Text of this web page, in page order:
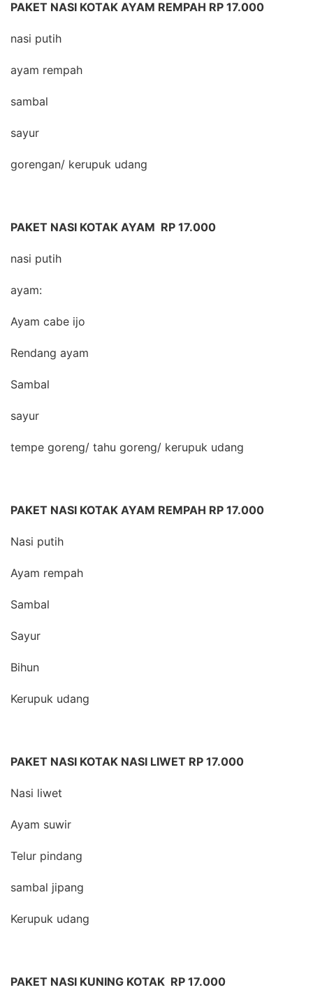
PAKET NASI KOTAK AYAM REMPAH RP 17.000
nasi putih
ayam rempah
sambal
sayur
gorengan/ kerupuk udang
PAKET NASI KOTAK AYAM RP 17.000
nasi putih
ayam:
Ayam cabe ijo
Rendang ayam
Sambal
sayur
tempe goreng/ tahu goreng/ kerupuk udang
PAKET NASI KOTAK AYAM REMPAH RP 17.000
Nasi putih
Ayam rempah
Sambal
Sayur
Bihun
Kerupuk udang
PAKET NASI KOTAK NASI LIWET RP 17.000
Nasi liwet
Ayam suwir
Telur pindang
sambal jipang
Kerupuk udang
PAKET NASI KUNING KOTAK RP 17.000